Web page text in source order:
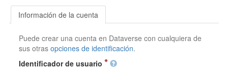
Información de la cuenta
Puede crear una cuenta en Dataverse con cualquiera de
sus otrasopciones de identificación.
Identificador de usuario